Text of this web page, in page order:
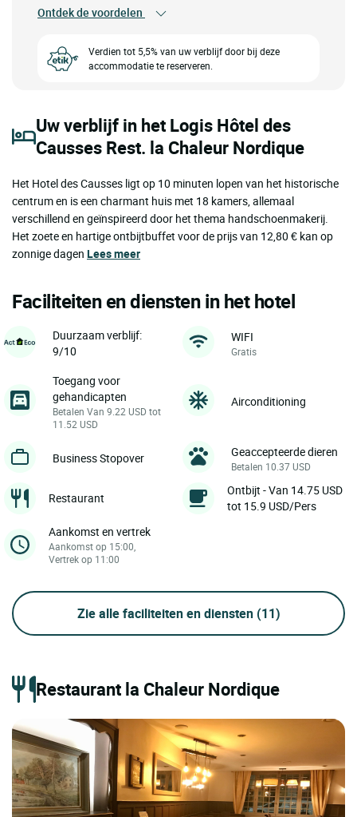
Ontdek de voordelen
Verdien tot 5,5% van uw verblijf door bij deze
accommodatie te reserveren.
Uw verblijf in het Logis Hôtel des
Causses Rest. la Chaleur Nordique
Het Hotel des Causses ligt op 10 minuten lopen van het historische
centrum en is een charmant huis met 18 kamers, allemaal
verschillend en geïnspireerd door het thema handschoenmakerij.
Het zoete en hartige ontbijtbuffet voor de prijs van 12,80 € kan op
zonnige dagen Lees meer
Faciliteiten en diensten in het hotel
Duurzaam verblijf:
9/10
WIFI
Gratis
Toegang voor
gehandicapten
Betalen Van 9.22 USD tot
11.52 USD
Airconditioning
Business Stopover Geaccepteerde dieren
Betalen 10.37 USD
Restaurant
Ontbijt - Van 14.75 USD
tot 15.9 USD/Pers
Aankomst en vertrek
Aankomst op 15:00,
Vertrek op 11:00
Zie alle faciliteiten en diensten (11)
Restaurant la Chaleur Nordique